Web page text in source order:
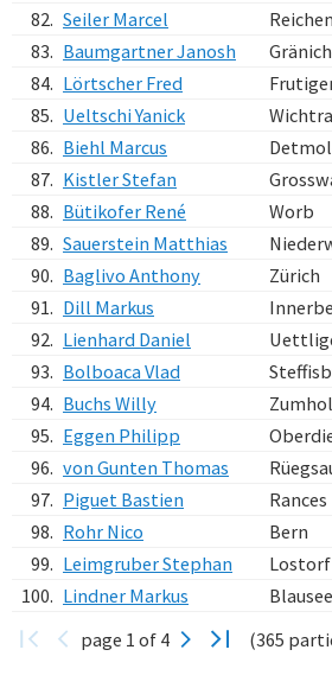
82. Seiler Marcel
83. Baumgartner Janosh
84. Lörtscher Fred
85. Ueltschi Yanick
86. Biehl Marcus
87. Kistler Stefan
88. Bütikofer René Worb
89. Sauerstein Matthias
90. Baglivo Anthony Zürich
91. Dill Markus
92. Lienhard Daniel
93. Bolboaca Vlad
94. Buchs Willy
95. Eggen Philipp
96. von Gunten Thomas
97. Piguet Bastien Rances
98. Rohr Nico Bern
99. Leimgruber Stephan Lostorf
100. Lindner Markus
page 1 of 4
(365